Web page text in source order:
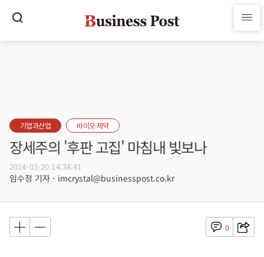
기업과산업 바이오·제약
장세주의 '후판 고집' 마침내 빛보나
2014-03-20 14:34:41
임수정 기자 - imcrystal@businesspost.co.kr
0